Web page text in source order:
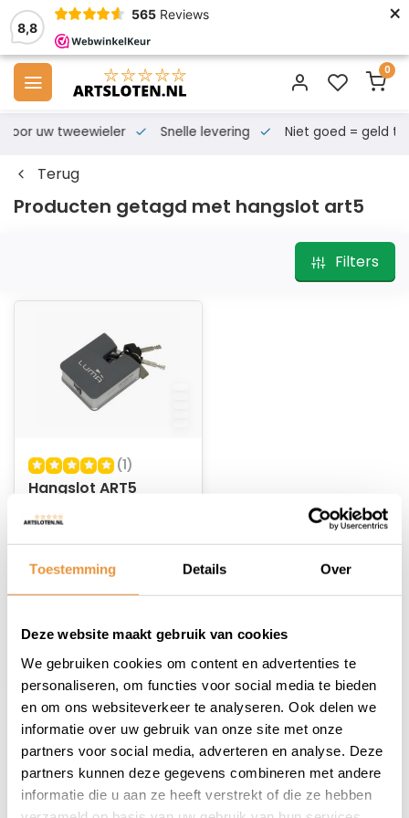
Toestemming Details Over
Deze website maakt gebruik van cookies
We gebruiken cookies om content en advertenties te
personaliseren, om functies voor social media te bieden
en om ons websiteverkeer te analyseren. Ook delen we
informatie over uw gebruik van onze site met onze
partners voor social media, adverteren en analyse. Deze
partners kunnen deze gegevens combineren met andere
informatie die u aan ze heeft verstrekt of die ze hebben
8,8
565 Reviews ×
0
voor uw tweewieler Snelle levering Niet goed = geld
Terug
Producten getagd met hangslot art5
Filters
(1)
Hangslot ART5
Niet op voorraad
1